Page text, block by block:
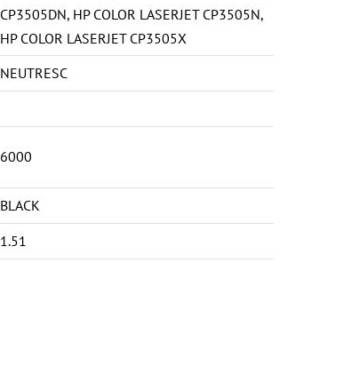
CP3505DN, HP COLOR LASERJET CP3505N,
HP COLOR LASERJET CP3505X
NEUTRESC
6000
BLACK
1.51